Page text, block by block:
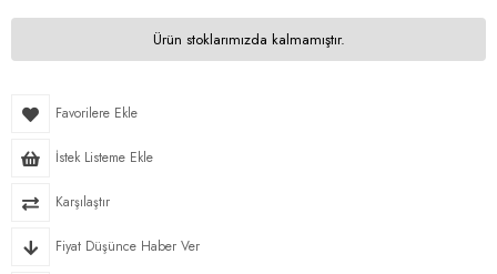
Ürün stoklarımızda kalmamıştır.
Favorilere Ekle
İstek Listeme Ekle
Karşılaştır
Fiyat Düşünce Haber Ver